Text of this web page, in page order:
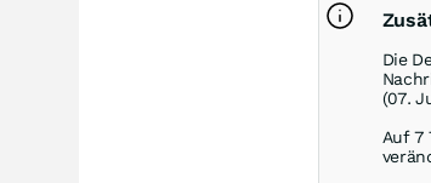
Die
(07.
Auf 7